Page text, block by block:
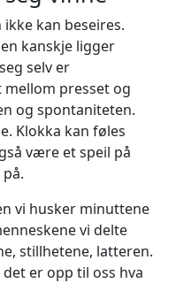
kan beseires.
kanskje ligger
selv er
mellom presset og
og spontaniteten.
Klokka kan føles
være et speil på
vi husker minuttene
vi delte
stillhetene, latteren.
er opp til oss hva